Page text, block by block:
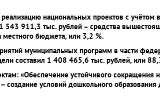
национальных проектов с учётом
543 911,3 тыс. рублей – средства
бюджета, или 3,2 %.
муниципальных программ в части
составил 1 408 465,6 тыс. рублей, или
«Обеспечение устойчивого сокращения
условий дошкольного образования